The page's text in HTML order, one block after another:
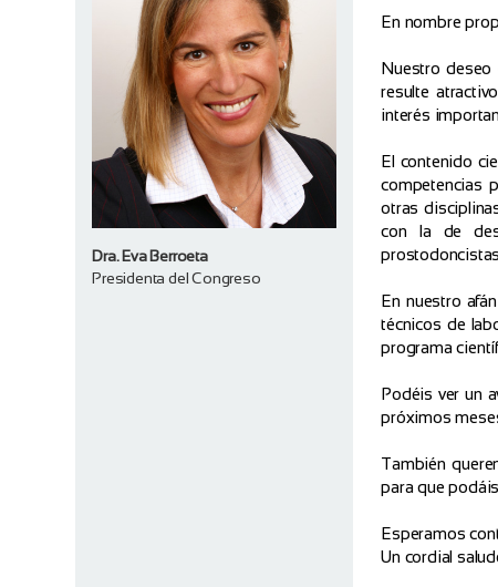
Dra. Eva Berroeta
Presidenta del Congreso
En nombre
Nuestro deseo
resulte
interés
El contenido
competencias
otras
con la de
En nuestro
técnicos de
programa
Podéis ver un
próximos
También
para que
Esperamos
Un cordial